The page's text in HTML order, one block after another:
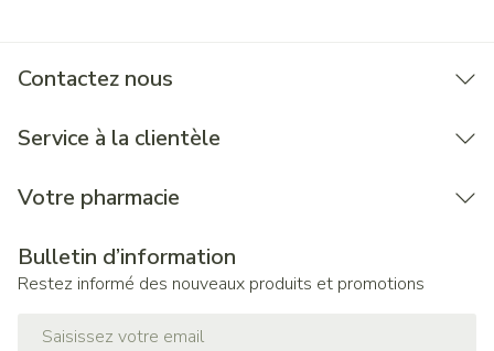
Contactez nous
Service à la clientèle
Votre pharmacie
Bulletin d’information
Restez informé des nouveaux produits et promotions